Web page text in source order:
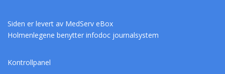
Siden er levert av MedServ eBox
Holmenlegene benytter infodoc journalsystem
Kontrollpanel